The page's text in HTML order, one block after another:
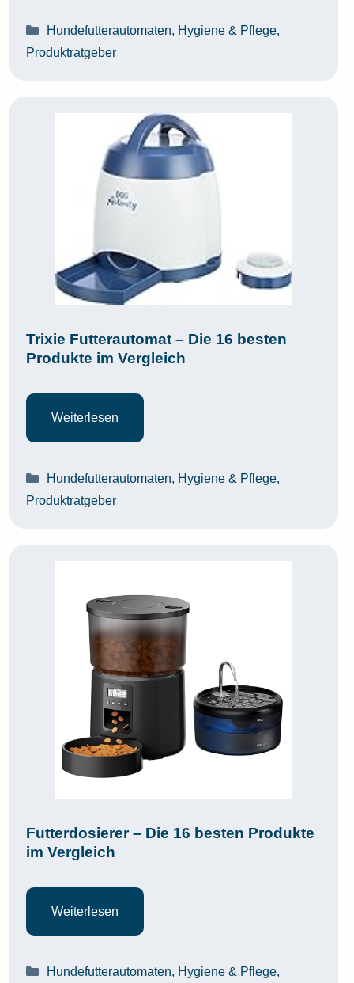
Kategorien
Hundefutterautomaten, Hygiene & Pflege,
Produktratgeber
Trixie Futterautomat – Die 16 besten
Produkte im Vergleich
Weiterlesen
Kategorien
Hundefutterautomaten, Hygiene & Pflege,
Produktratgeber
Futterdosierer – Die 16 besten Produkte
im Vergleich
Weiterlesen
Kategorien
Hundefutterautomaten, Hygiene & Pflege,